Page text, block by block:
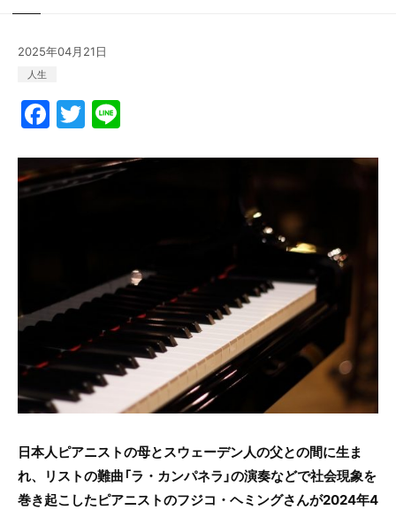
2025年04月21日
人生
F
a
c
e
k
T
w
itte
日本人ピアニストの母とスウェーデン人の父との間に生ま
れ、リストの難曲「ラ・カンパネラ」の演奏などで社会現象を
巻き起こしたピアニストのフジコ・ヘミングさんが2024年4